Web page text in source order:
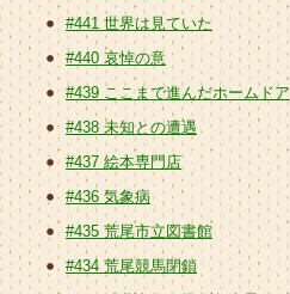
#441 世界は見ていた
#440 哀悼の意
#439 ここまで進んだホームドア
#438 未知との遭遇
#437 絵本専門店
#436 気象病
#435 荒尾市立図書館
#434 荒尾競馬閉鎖